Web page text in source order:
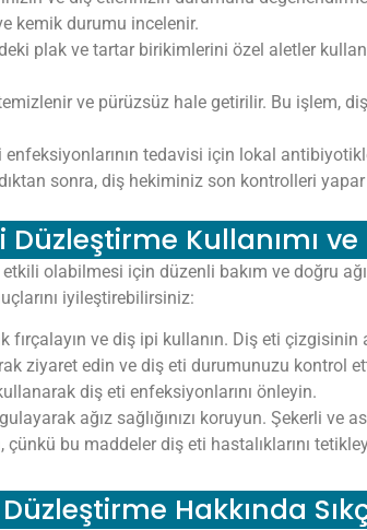
kemik durumu incelenir.
plak ve tartar birikimlerini özel aletler
ve pürüzsüz hale getirilir. Bu işlem,
enfeksiyonlarının tedavisi için lokal
sonra, diş hekiminiz son kontrolleri yapar
Kullanımı ve
olabilmesi için düzenli bakım ve doğru
iyileştirebilirsiniz:
fırçalayın ve diş ipi kullanın. Diş eti
ziyaret edin ve diş eti durumunuzu kontrol
diş eti enfeksiyonlarını önleyin.
ağız sağlığınızı koruyun. Şekerli ve
bu maddeler diş eti hastalıklarını
Hakkında